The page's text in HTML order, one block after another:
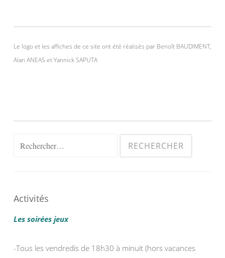
Le logo et les affiches de ce site ont été réalisés par Benoît BAUDIMENT,
Alan ANEAS et Yannick SAPUTA
Rechercher :
Activités
Les soirées jeux
-Tous les vendredis de 18h30 à minuit (hors vacances